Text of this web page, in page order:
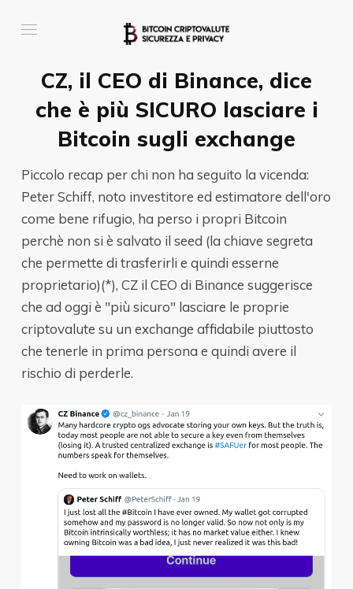
CZ, il CEO di Binance, dice
che è più SICURO lasciare i
Bitcoin sugli exchange
Piccolo recap per chi non ha seguito la vicenda:
Peter Schiff, noto investitore ed estimatore dell'oro
come bene rifugio, ha perso i propri Bitcoin
perchè non si è salvato il seed (la chiave segreta
che permette di trasferirli e quindi esserne
proprietario)(*), CZ il CEO di Binance suggerisce
che ad oggi è "più sicuro" lasciare le proprie
criptovalute su un exchange affidabile piuttosto
che tenerle in prima persona e quindi avere il
rischio di perderle.